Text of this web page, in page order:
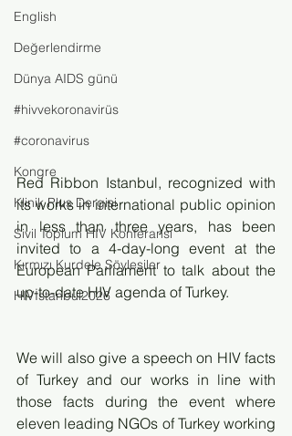
English
Değerlendirme
Dünya AIDS günü
#hivvekoronavirüs
#coronavirus
Kongre
Klinik Plus Dergisi
Sivil Toplum HIV Konferansı
Kırmızı Kurdele Söyleşiler
HIVİstanbul2026
Red Ribbon Istanbul, recognized with
its works in international public opinion
in less than three years, has been
invited to a 4-day-long event at the
European Parliament to talk about the
up-to-date HIV agenda of Turkey.
We will also give a speech on HIV facts
of Turkey and our works in line with
those facts during the event where
eleven leading NGOs of Turkey working